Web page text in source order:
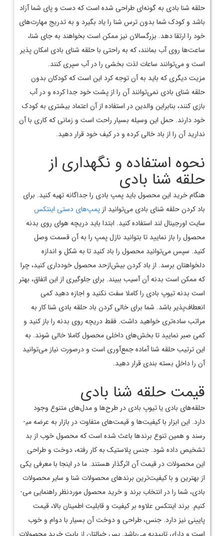
حلقه شنا بادی به گونه‌­ای طراحی شده است که دست و پای شما آزاد
باشد و کودک شما بدون ترس شنا را یاد بگیرد و به تدریج مهارت­‌های
خود را ارتقا دهد. بزرگسالان نیز ممکن است بخواهند به جای شنا،
ساعت‌­ها روی آب بمانند، که به راحتی با حلقه شنای بادی امکان پذیر
است و می­‌توانند ساعات لذت بخشی را در آب سپری کنند.
مزیت دیگری که باید به آن توجه کرد این است که کودکان بدون
حلقه شنای بادی نمی‌­توانند آن را از پشت خود جدا کرده و در آب
بازی کنند، بنابراین والدین در استفاده از آن اعتماد بیشتری به کودک
خود دارند. حمل این وسیله بسیار راحت است و زمانی که کاری با آن
ندارید آن را از باد خالی کرده و در کیف خود قرار دهید.
نحوه استفاده و نگهداری از
حلقه شنا بادی
هنگام خرید این محصول باید پمپ بادی را جداگانه تهیه کنید. برای
باد کردن حلقه شنای بادی می‌­توانید از پمپ­‌های دستی اینتکس
سایت اورجینال لند استفاده کنید. ابتدا باید دریچه هوای روی بدنه
محصول را باز نمایید تا بتوانید نازل پمپ را به آن قسمت وصل
کنید. سپس می‌­توانید محصول را باد کنید تا به شکل و اندازه
دلخواه­تان برسد. از باد کردن بیش‌­ازحد محصول خودداری کنید، چرا
که ممکن است بدنه آن آسیب ببیند. برای جلوگیری از این اتفاق، بهتر
است بدنه تیوپ بادی را کاملا سفت نکنید و اجازه دهید کمی
انعطاف­‌پذیر باشد. شما برای خالی کردن باد حلقه بادی شنا کار به
مراتب ساده‌­تری خواهید داشت. فقط دریچه روی بدنه را باز کنید و
کمی صبر نمایید تا بخش­‌های داخلی محصول کاملا خالی شوند. به
این ترتیب حلقه شنا آماده جمع‌­آوری است و درصورت نیاز می‌­توانید
آن را داخل بسته بندی قرار دهید.
قیمت حلقه شنا بادی
حلقه­‌های بادی یا تیوپ بادی در طرح­‌ها و مدل‌­های متنوع وجود
دارد. این ابزار با کیفیت‌­ها و قیمت‌­های متفاوت در بازار به عرضه می­
رسند و همین تنوع برندها باعث شده است که محصول خوب از بد
تشخیص داده شود. جنس پلاستیک به کار رفته، دوخت و طراحی
این محصولات در قیمت آن اثرگذار هستند. ما در اینجا با معرفی یکی
از بهترین و با کیفیت‌­ترین برندهای محصولات شنا و سایر محصولات
بادی، شما را در انتخاب برند و خرید محصول موردنظر راهنمایی می‌­
کنیم. برند اینتکس علاوه بر کیفیت و قابلیت اطمینان بالا، قیمت
پایینی نیز دارد. جنس، طراحی و دوخت آن بسیار با دوام و خوب